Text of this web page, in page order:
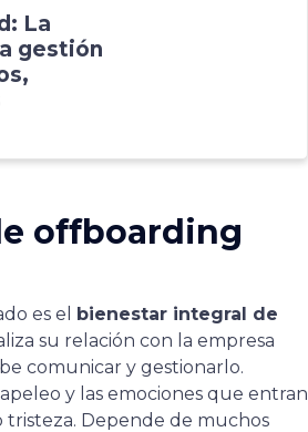
La
gestión
offboarding
es el bienestar integral de
su relación con la empresa
comunicar y gestionarlo.
y las emociones que entran
tristeza. Depende de muchos